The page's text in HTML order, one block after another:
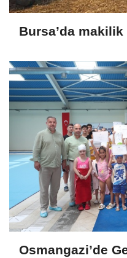
Bursa’da makilik
Osmangazi’de